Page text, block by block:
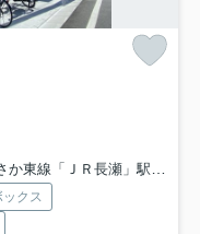
東線「ＪＲ長瀬」駅 徒歩9分
クス